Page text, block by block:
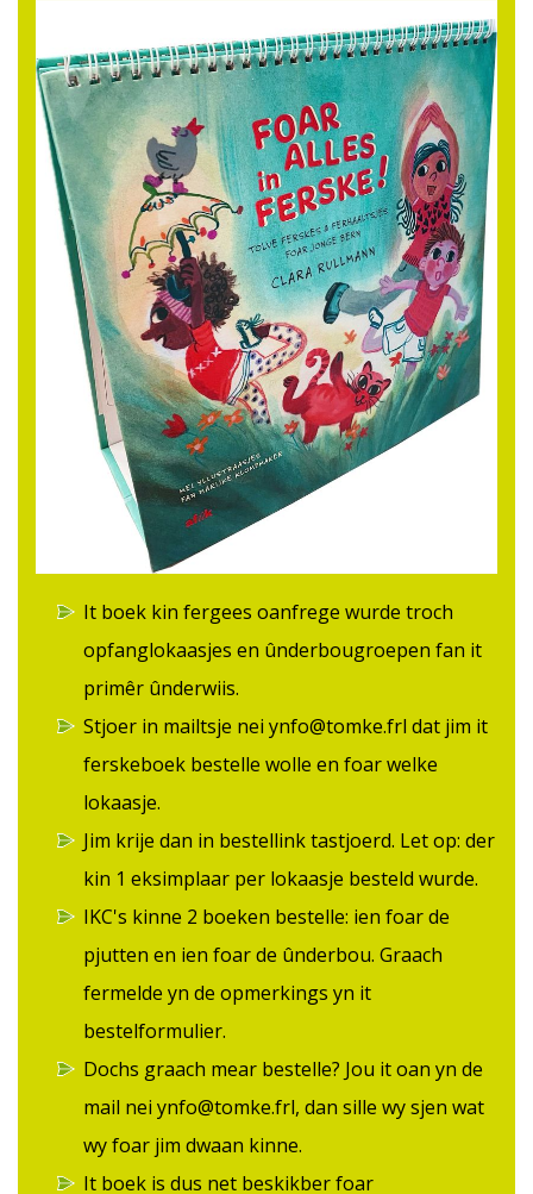
It boek kin fergees oanfrege wurde troch
opfanglokaasjes en ûnderbougroepen fan it
primêr ûnderwiis.
Stjoer in mailtsje nei ynfo@tomke.frl dat jim it
ferskeboek bestelle wolle en foar welke
lokaasje.
Jim krije dan in bestellink tastjoerd. Let op: der
kin 1 eksimplaar per lokaasje besteld wurde.
IKC's kinne 2 boeken bestelle: ien foar de
pjutten en ien foar de ûnderbou. Graach
fermelde yn de opmerkings yn it
bestelformulier.
Dochs graach mear bestelle? Jou it oan yn de
mail nei ynfo@tomke.frl, dan sille wy sjen wat
wy foar jim dwaan kinne.
It boek is dus net beskikber foar